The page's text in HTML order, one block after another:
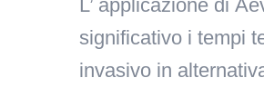
L’ applicazione di
significativo i tempi
invasivo in